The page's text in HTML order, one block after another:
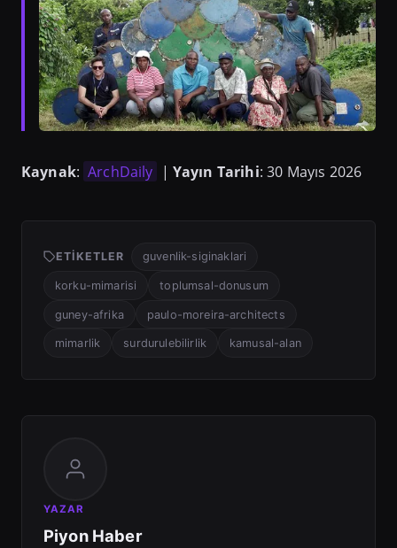
Kaynak: ArchDaily | Yayın Tarihi: 30 Mayıs 2026
ETIKETLER guvenlik-siginaklari
korku-mimarisi toplumsal-donusum
guney-afrika paulo-moreira-architects
mimarlik surdurulebilirlik kamusal-alan
YAZAR
Piyon Haber